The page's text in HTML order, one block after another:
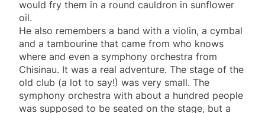
would fry them in a round cauldron in sunflower
oil.
He also remembers a band with a violin, a cymbal
and a tambourine that came from who knows
where and even a symphony orchestra from
Chisinau. It was a real adventure. The stage of the
old club (a lot to say!) was very small. The
symphony orchestra with about a hundred people
was supposed to be seated on the stage, but a